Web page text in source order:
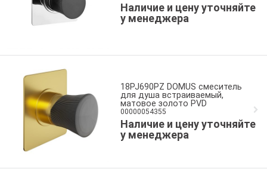
Наличие и цену уточняйте
у менеджера
18PJ690PZ DOMUS смеситель
для душа встраиваемый,
матовое золото PVD
00000054355
Наличие и цену уточняйте
у менеджера